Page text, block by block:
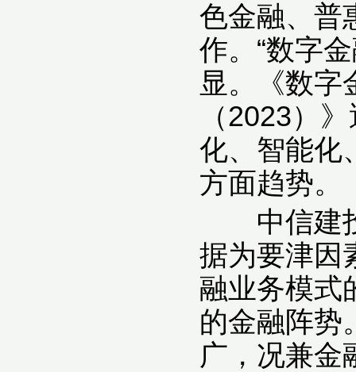
色金融、普
作。“数字
显。《数字
（2023）
化、智能化
方面趋势。
中信建投
据为要津因
融业务模式
的金融阵势
广，况兼金